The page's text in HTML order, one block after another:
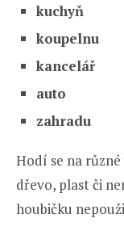
kuchyň
koupelnu
kancelář
auto
zahradu
Hodí se na různé
dřevo, plast či
houbičku